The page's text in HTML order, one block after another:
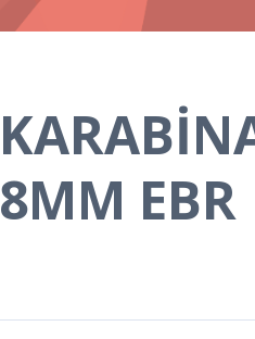
8MM EBR